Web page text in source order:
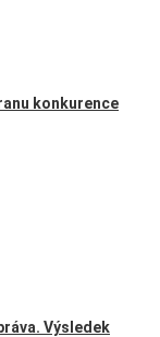
konkurence
Výsledek